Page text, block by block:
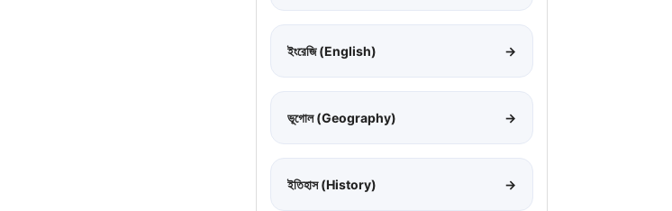
ইংরেজি (English) →
ভূগোল (Geography) →
ইতিহাস (History) →